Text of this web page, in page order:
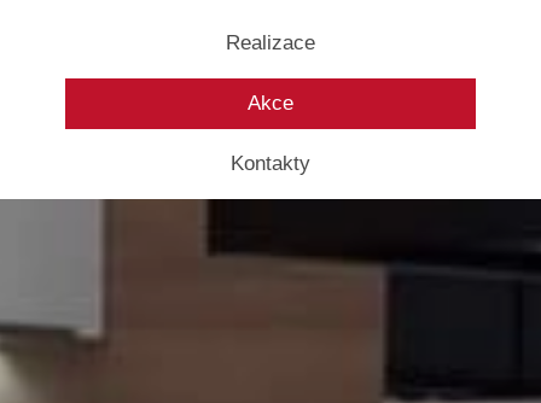
Realizace
Akce
Kontakty